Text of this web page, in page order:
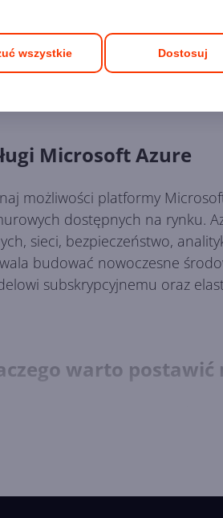
wszystkie Dostosuj
Microsoft Azure
możliwości platformy
dostępnych na rynku.
sieci, bezpieczeństwo,
budować nowoczesne
subskrypcyjnemu oraz
warto postawić